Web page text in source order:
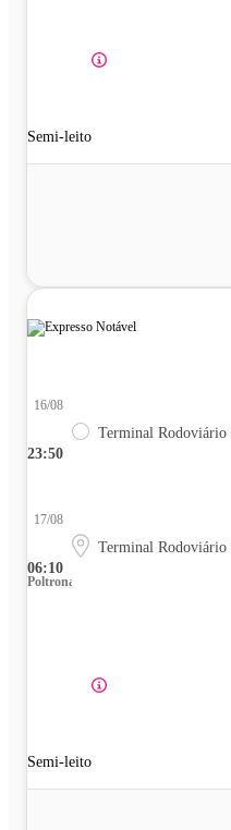
Semi-leito
23:50
16/08
Terminal Rodoviário
06:10
17/08
Terminal Rodoviário
Poltrona
Semi-leito